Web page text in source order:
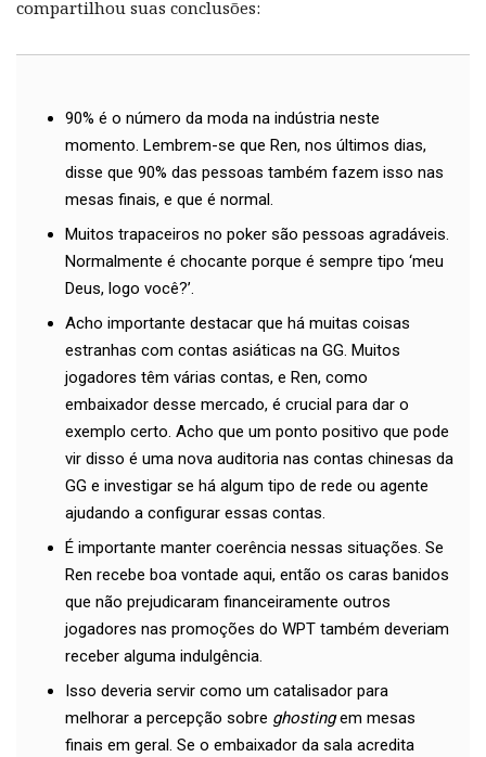
compartilhou suas conclusões:
90% é o número da moda na indústria neste
momento. Lembrem-se que Ren, nos últimos dias,
disse que 90% das pessoas também fazem isso nas
mesas finais, e que é normal.
Muitos trapaceiros no poker são pessoas agradáveis.
Normalmente é chocante porque é sempre tipo ‘meu
Deus, logo você?’.
Acho importante destacar que há muitas coisas
estranhas com contas asiáticas na GG. Muitos
jogadores têm várias contas, e Ren, como
embaixador desse mercado, é crucial para dar o
exemplo certo. Acho que um ponto positivo que pode
vir disso é uma nova auditoria nas contas chinesas da
GG e investigar se há algum tipo de rede ou agente
ajudando a configurar essas contas.
É importante manter coerência nessas situações. Se
Ren recebe boa vontade aqui, então os caras banidos
que não prejudicaram financeiramente outros
jogadores nas promoções do WPT também deveriam
receber alguma indulgência.
Isso deveria servir como um catalisador para
melhorar a percepção sobre ghostingem mesas
finais em geral. Se o embaixador da sala acredita